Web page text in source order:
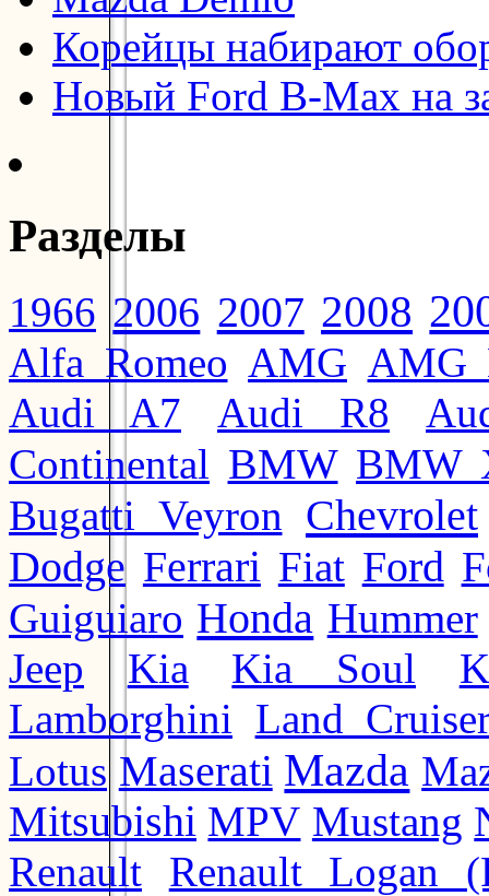
Корейцы набирают
Новый Ford B-Max на
Разделы
1966 2006 2007 2008
Alfa Romeo AMG AMG
Audi A7
Audi R8
Continental BMW BMW
Bugatti Veyron Chevrolet
Dodge Ferrari Fiat Ford
Guiguiaro Honda Hummer
Jeep
Kia Kia Soul
Lamborghini Land
Lotus Maserati Mazda
Mitsubishi MPV Mustang
Renault
Renault Logan